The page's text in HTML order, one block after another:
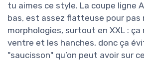
tu aimes ce style. La coupe ligne
bas, est assez flatteuse pour pas
morphologies, surtout en XXL : ça
ventre et les hanches, donc ça
"saucisson" qu’on peut avoir sur